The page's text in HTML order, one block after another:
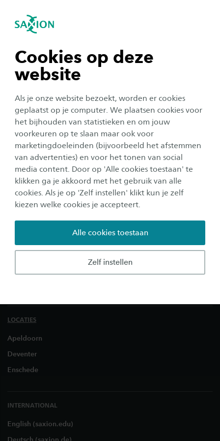
Cookies op deze
website
Als je onze website bezoekt, worden er cookies
geplaatst op je computer. We plaatsen cookies voor
het bijhouden van statistieken en om jouw
voorkeuren op te slaan maar ook voor
marketingdoeleinden (bijvoorbeeld het afstemmen
van advertenties) en voor het tonen van social
media content. Door op 'Alle cookies toestaan' te
klikken ga je akkoord met het gebruik van alle
cookies. Als je op 'Zelf instellen' klikt kun je zelf
kiezen welke cookies je accepteert.
Zelf instellen
Alle cookies toestaan
Navigatie openen
tonen
tonen
tonen
tonen
sluiten
Kandidaatportaal
Footer
Home Over Saxion Werken bij Saxion
Portaal
SAXION
Opleidingen
Studeren bij
Onderzoek
Bedrijven & Instellingen
Over Saxion
LOCATIES
Apeldoorn
Deventer
Enschede
INTERNATIONAL
English (saxion.edu)